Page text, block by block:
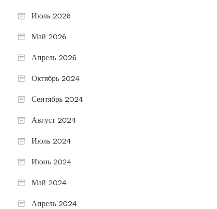
Июль 2026
Май 2026
Апрель 2026
Октябрь 2024
Сентябрь 2024
Август 2024
Июль 2024
Июнь 2024
Май 2024
Апрель 2024